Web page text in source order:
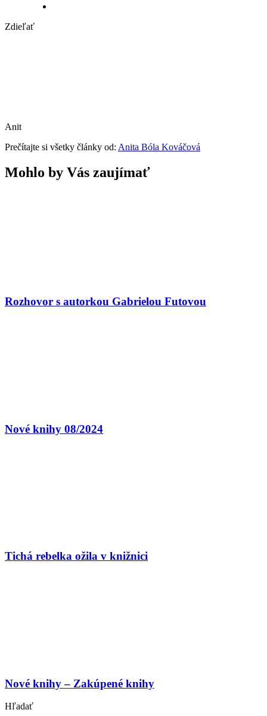
Zdieľať
Anit
Prečítajte si všetky články od: Anita Bóla Kováčová
Mohlo by Vás zaujímať
Rozhovor s autorkou Gabrielou Futovou
Nové knihy 08/2024
Tichá rebelka ožila v knižnici
Nové knihy – Zakúpené knihy
Hľadať